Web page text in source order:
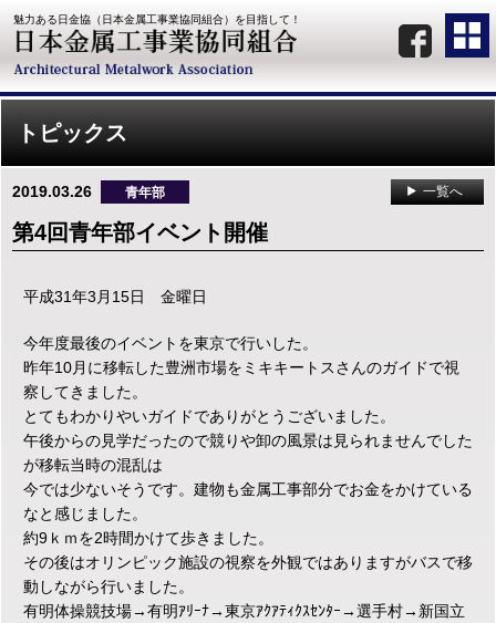
魅力ある日金協（日本金属工事業協同組合）を目指して！
トピックス
2019.03.26 青年部 一覧へ
第4回青年部イベント開催
平成31年3月15日 金曜日
今年度最後のイベントを東京で行いした。
昨年10月に移転した豊洲市場をミキキートスさんのガイドで視
察してきました。
とてもわかりやいガイドでありがとうございました。
午後からの見学だったので競りや卸の風景は見られませんでした
が移転当時の混乱は
今では少ないそうです。建物も金属工事部分でお金をかけている
なと感じました。
約9ｋｍを2時間かけて歩きました。
その後はオリンピック施設の視察を外観ではありますがバスで移
動しながら行いました。
有明体操競技場→有明ｱﾘｰﾅ→東京ｱｸｱﾃｨｸｽｾﾝﾀｰ→選手村→新国立